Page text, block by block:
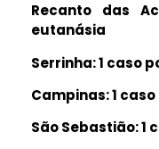
Recanto das
eutanásia
Serrinha: 1 caso
Campinas: 1
São Sebastião: 1